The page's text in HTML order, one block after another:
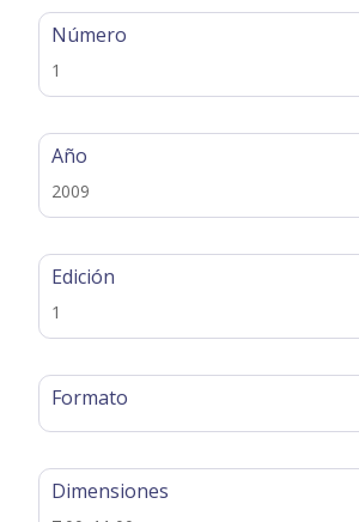
Número
1
Año
2009
Edición
1
Formato
Dimensiones